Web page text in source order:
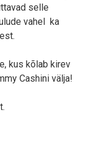
selle
vahel ka
kus kõlab kirev
Cashini välja!